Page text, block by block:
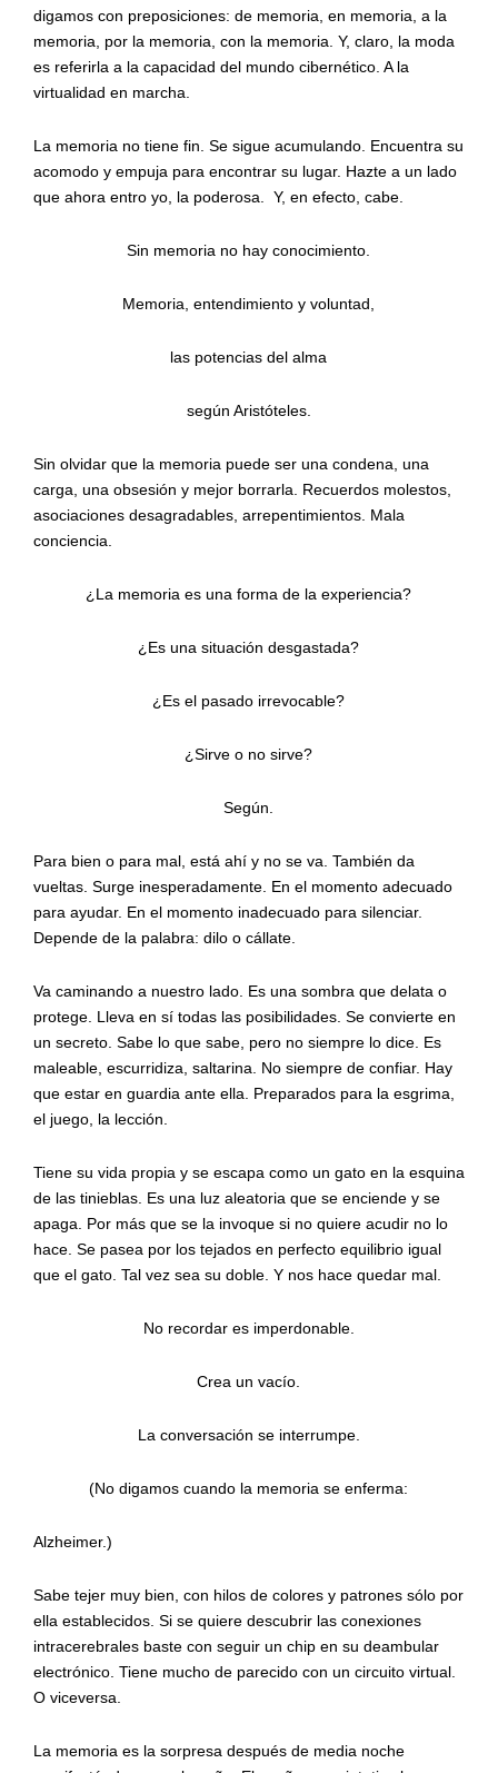
digamos con preposiciones: de memoria, en memoria, a la
memoria, por la memoria, con la memoria. Y, claro, la moda
es referirla a la capacidad del mundo cibernético. A la
virtualidad en marcha.
La memoria no tiene fin. Se sigue acumulando. Encuentra su
acomodo y empuja para encontrar su lugar. Hazte a un lado
que ahora entro yo, la poderosa.
Y, en efecto, cabe.
Sin memoria no hay conocimiento.
Memoria, entendimiento y voluntad,
las potencias del alma
según Aristóteles.
Sin olvidar que la memoria puede ser una condena, una
carga, una obsesión y mejor borrarla. Recuerdos molestos,
asociaciones desagradables, arrepentimientos. Mala
conciencia.
¿La memoria es una forma de la experiencia?
¿Es una situación desgastada?
¿Es el pasado irrevocable?
¿Sirve o no sirve?
Según.
Para bien o para mal, está ahí y no se va. También da
vueltas. Surge inesperadamente. En el momento adecuado
para ayudar. En el momento inadecuado para silenciar.
Depende de la palabra: dilo o cállate.
Va caminando a nuestro lado. Es una sombra que delata o
protege. Lleva en sí todas las posibilidades. Se convierte en
un secreto. Sabe lo que sabe, pero no siempre lo dice. Es
maleable, escurridiza, saltarina. No siempre de confiar. Hay
que estar en guardia ante ella. Preparados para la esgrima,
el juego, la lección.
Tiene su vida propia y se escapa como un gato en la esquina
de las tinieblas. Es una luz aleatoria que se enciende y se
apaga. Por más que se la invoque si no quiere acudir no lo
hace. Se pasea por los tejados en perfecto equilibrio igual
que el gato. Tal vez sea su doble. Y nos hace quedar mal.
No recordar es imperdonable.
Crea un vacío.
La conversación se interrumpe.
(No digamos cuando la memoria se enferma:
Alzheimer.)
Sabe tejer muy bien, con hilos de colores y patrones sólo por
ella establecidos. Si se quiere descubrir las conexiones
intracerebrales baste con seguir un chip en su deambular
electrónico. Tiene mucho de parecido con un circuito virtual.
O viceversa.
La memoria es la sorpresa después de media noche